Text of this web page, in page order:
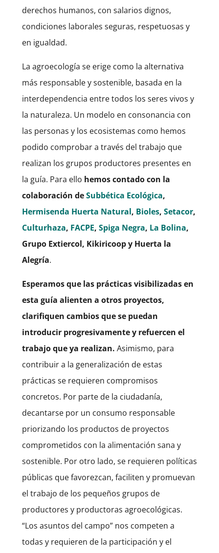
derechos humanos, con salarios dignos,
condiciones laborales seguras, respetuosas y
en igualdad.
La agroecología se erige como la alternativa
más responsable y sostenible, basada en la
interdependencia entre todos los seres vivos y
la naturaleza. Un modelo en consonancia con
las personas y los ecosistemas como hemos
podido comprobar a través del trabajo que
realizan los grupos productores presentes en
la guía. Para ello hemos contado con la
colaboración deSubbética Ecológica,
Hermisenda Huerta Natural, Bioles, Setacor,
Culturhaza, FACPE, Spiga Negra, La Bolina,
Grupo Extiercol, Kikiricoop y Huerta la
Alegría.
Esperamos que las prácticas visibilizadas en
esta guía alienten a otros proyectos,
clarifiquen cambios que se puedan
introducir progresivamente y refuercen el
trabajo que ya realizan. Asimismo, para
contribuir a la generalización de estas
prácticas se requieren compromisos
concretos. Por parte de la ciudadanía,
decantarse por un consumo responsable
priorizando los productos de proyectos
comprometidos con la alimentación sana y
sostenible. Por otro lado, se requieren políticas
públicas que favorezcan, faciliten y promuevan
el trabajo de los pequeños grupos de
productores y productoras agroecológicas.
“Los asuntos del campo” nos competen a
todas y requieren de la participación y el